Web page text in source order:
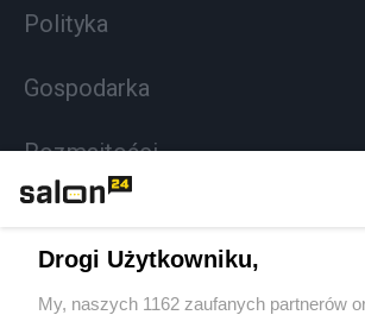
Polityka
Gospodarka
Rozmaitości
Sport
Drogi Użytkowniku,
My, naszych 1162 zaufanych partnerów